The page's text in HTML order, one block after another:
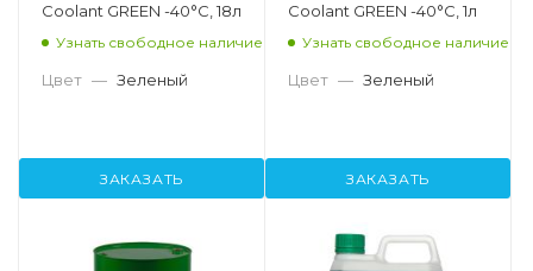
Coolant GREEN -40°C, 18л
Узнать свободное наличие
Цвет — Зеленый
ЗАКАЗАТЬ
Coolant GREEN -40°C, 1л
Узнать свободное наличие
Цвет — Зеленый
ЗАКАЗАТЬ